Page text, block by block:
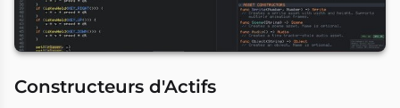
Constructeurs d'Actifs